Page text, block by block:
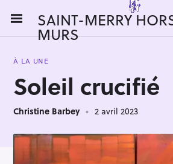
i
SAINT-MERRY
MURS
À LA UNE
Soleil crucifié
Christine Barbey 2 avril 2023